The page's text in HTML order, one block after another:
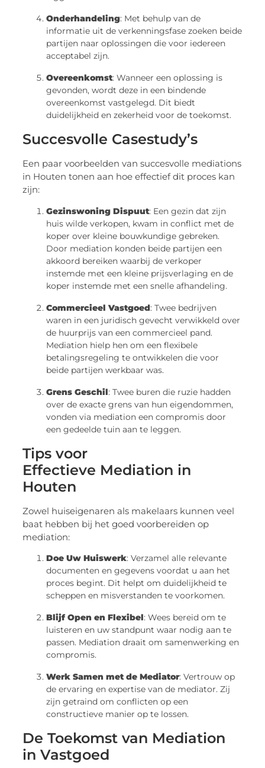
Onderhandeling: Met behulp van de
informatie uit de verkenningsfase zoeken beide
partijen naar oplossingen die voor iedereen
acceptabel zijn.
Overeenkomst: Wanneer een oplossing is
gevonden, wordt deze in een bindende
overeenkomst vastgelegd. Dit biedt
duidelijkheid en zekerheid voor de toekomst.
Succesvolle Casestudy’s
Een paar voorbeelden van succesvolle mediations
in Houten tonen aan hoe effectief dit proces kan
zijn:
Gezinswoning Dispuut: Een gezin dat zijn
huis wilde verkopen, kwam in conflict met de
koper over kleine bouwkundige gebreken.
Door mediation konden beide partijen een
akkoord bereiken waarbij de verkoper
instemde met een kleine prijsverlaging en de
koper instemde met een snelle afhandeling.
Commercieel Vastgoed: Twee bedrijven
waren in een juridisch gevecht verwikkeld over
de huurprijs van een commercieel pand.
Mediation hielp hen om een flexibele
betalingsregeling te ontwikkelen die voor
beide partijen werkbaar was.
Grens Geschil: Twee buren die ruzie hadden
over de exacte grens van hun eigendommen,
vonden via mediation een compromis door
een gedeelde tuin aan te leggen.
Tips voor
Effectieve Mediation in
Houten
Zowel huiseigenaren als makelaars kunnen veel
baat hebben bij het goed voorbereiden op
mediation:
Doe Uw Huiswerk: Verzamel alle relevante
documenten en gegevens voordat u aan het
proces begint. Dit helpt om duidelijkheid te
scheppen en misverstanden te voorkomen.
Blijf Open en Flexibel: Wees bereid om te
luisteren en uw standpunt waar nodig aan te
passen. Mediation draait om samenwerking en
compromis.
Werk Samen met de Mediator: Vertrouw op
de ervaring en expertise van de mediator. Zij
zijn getraind om conflicten op een
constructieve manier op te lossen.
De Toekomst van Mediation
in Vastgoed